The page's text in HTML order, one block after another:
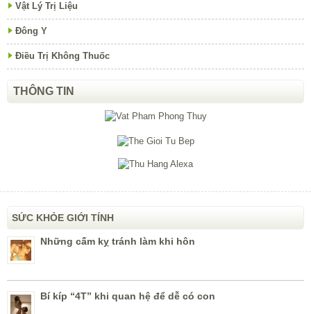
Vật Lý Trị Liệu
Đông Y
Điều Trị Không Thuốc
THÔNG TIN
SỨC KHỎE GIỚI TÍNH
Những cấm kỵ tránh làm khi hôn
Bí kíp “4T” khi quan hệ để dễ có con